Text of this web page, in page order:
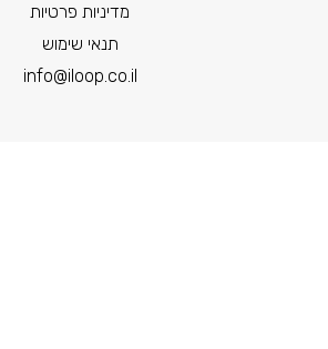
מדיניות פרטיות
תנאי שימוש
info@iloop.co.il